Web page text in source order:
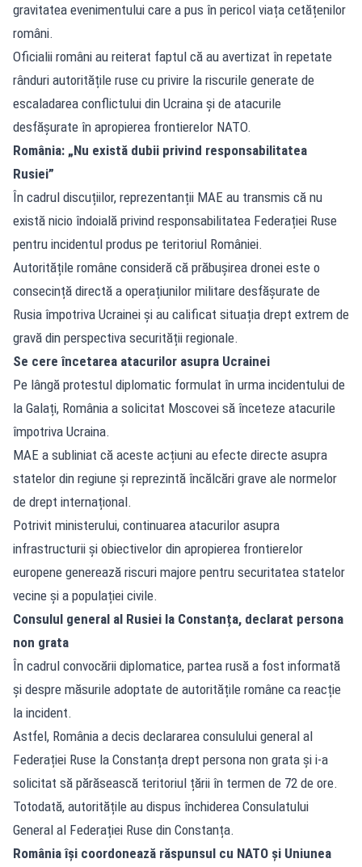
gravitatea evenimentului care a pus în pericol viața cetățenilor
români.
Oficialii români au reiterat faptul că au avertizat în repetate
rânduri autoritățile ruse cu privire la riscurile generate de
escaladarea conflictului din Ucraina și de atacurile
desfășurate în apropierea frontierelor NATO.
România: „Nu există dubii privind responsabilitatea
Rusiei”
În cadrul discuțiilor, reprezentanții MAE au transmis că nu
există nicio îndoială privind responsabilitatea Federației Ruse
pentru incidentul produs pe teritoriul României.
Autoritățile române consideră că prăbușirea dronei este o
consecință directă a operațiunilor militare desfășurate de
Rusia împotriva Ucrainei și au calificat situația drept extrem de
gravă din perspectiva securității regionale.
Se cere încetarea atacurilor asupra Ucrainei
Pe lângă protestul diplomatic formulat în urma incidentului de
la Galați, România a solicitat Moscovei să înceteze atacurile
împotriva Ucraina.
MAE a subliniat că aceste acțiuni au efecte directe asupra
statelor din regiune și reprezintă încălcări grave ale normelor
de drept internațional.
Potrivit ministerului, continuarea atacurilor asupra
infrastructurii și obiectivelor din apropierea frontierelor
europene generează riscuri majore pentru securitatea statelor
vecine și a populației civile.
Consulul general al Rusiei la Constanța, declarat persona
non grata
În cadrul convocării diplomatice, partea rusă a fost informată
și despre măsurile adoptate de autoritățile române ca reacție
la incident.
Astfel, România a decis declararea consulului general al
Federației Ruse la Constanța drept persona non grata și i-a
solicitat să părăsească teritoriul țării în termen de 72 de ore.
Totodată, autoritățile au dispus închiderea Consulatului
General al Federației Ruse din Constanța.
România își coordonează răspunsul cu NATO și Uniunea